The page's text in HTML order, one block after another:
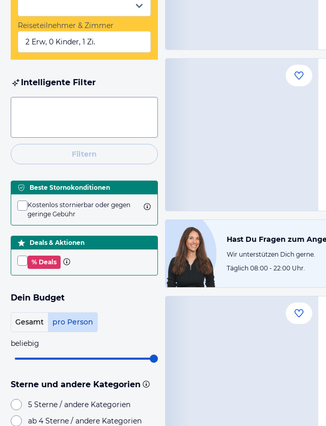
Reiseteilnehmer & Zimmer
2 Erw, 0 Kinder, 1 Zi.
Intelligente Filter
Filtern
Beste Stornokonditionen
Kostenlos stornierbar oder gegen
geringe Gebühr
Deals & Aktionen
% Deals
Dein Budget
Gesamt pro Person
beliebig
Sterne und andere Kategorien
5 Sterne / andere Kategorien
ab 4 Sterne / andere Kategorien
Hast Du Fragen zum
Wir unterstützen Dich gerne.
Täglich 08:00 - 22:00 Uhr.